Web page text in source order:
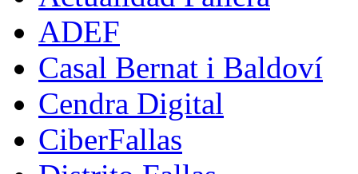
ADEF
Casal Bernat i Baldoví
Cendra Digital
CiberFallas